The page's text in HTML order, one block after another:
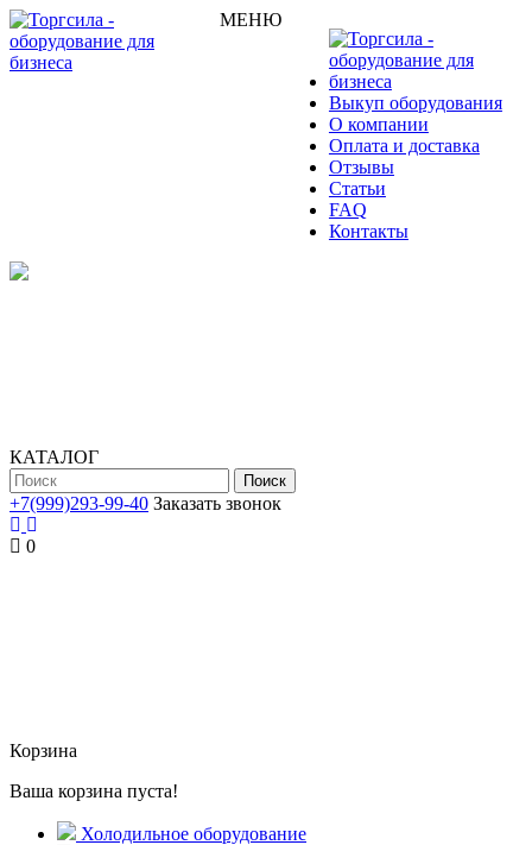
МЕНЮ
Выкуп оборудования
О компании
Оплата и доставка
Отзывы
Статьи
FAQ
Контакты
КАТАЛОГ
Поиск
+7(999)293-99-40 Заказать звонок
0
Корзина
Ваша корзина пуста!
Холодильное оборудование